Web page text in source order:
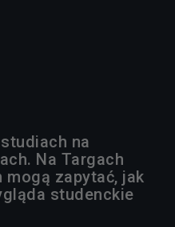
na
Na Targach
zapytać, jak
studenckie